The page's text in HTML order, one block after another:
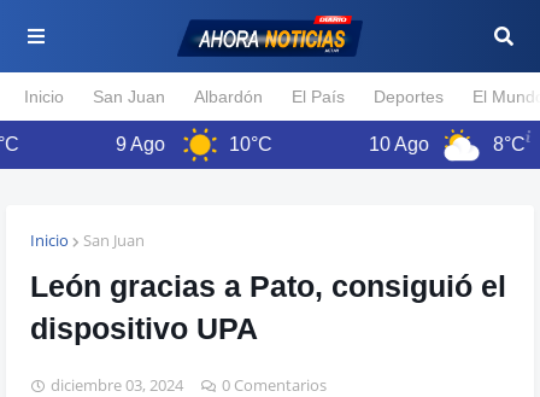
Inicio San Juan Albardón El País Deportes El
10°C 10 Ago 8°C
Inicio San Juan
León gracias a Pato, consiguió el
dispositivo UPA
diciembre 03, 2024 0 Comentarios